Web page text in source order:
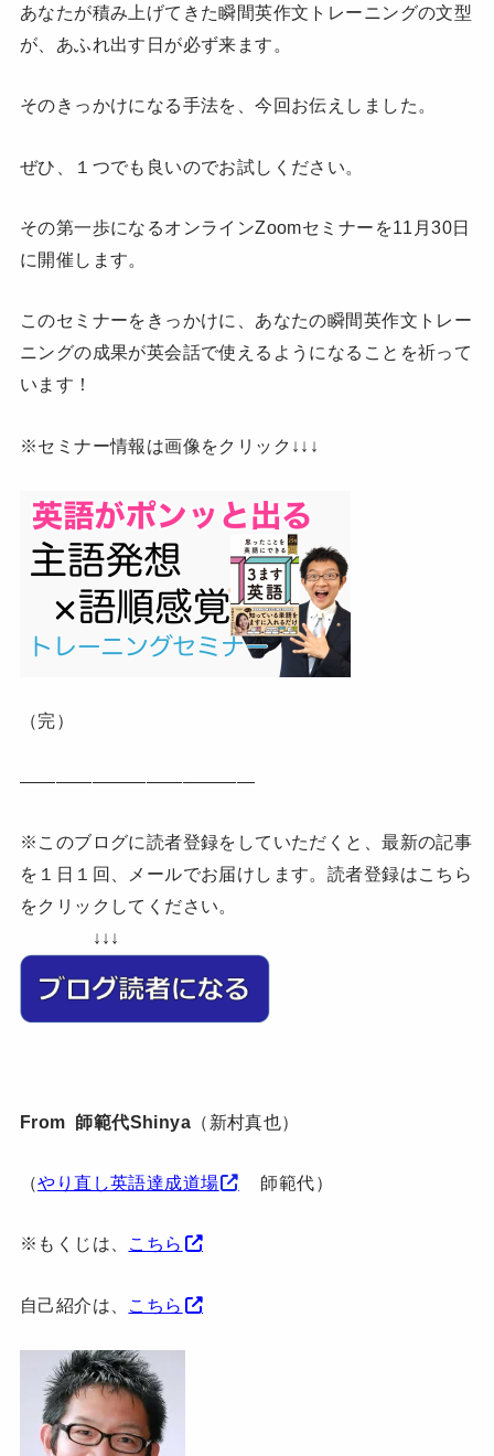
あなたが積み上げてきた瞬間英作文トレーニングの文型
が、あふれ出す日が必ず来ます。
そのきっかけになる手法を、今回お伝えしました。
ぜひ、１つでも良いのでお試しください。
その第一歩になるオンラインZoomセミナーを11月30日
に開催します。
このセミナーをきっかけに、あなたの瞬間英作文トレー
ニングの成果が英会話で使えるようになることを祈って
います！
※セミナー情報は画像をクリック↓↓↓
（完）
—————————————
※このブログに読者登録をしていただくと、最新の記事
を１日１回、メールでお届けします。読者登録はこちら
をクリックしてください。
↓↓↓
From 師範代Shinya （新村真也）
（やり直し英語達成道場 師範代）
※もくじは、 こちら
自己紹介は、 こちら